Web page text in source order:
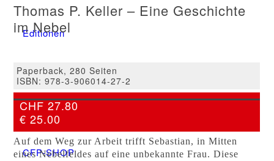
Editionen
Links
Kontakt
CFP-SHOP
Thomas P. Keller – Eine Geschichte
im Nebel
Paperback, 280 Seiten
ISBN: 978-3-906014-27-2
CHF 27.80
€ 25.00
Auf dem Weg zur Arbeit trifft Sebastian, in Mitten
eines Nebelfeldes auf eine unbekannte Frau. Diese